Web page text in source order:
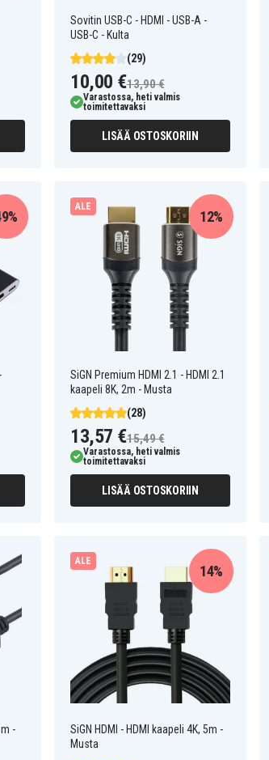
Sovitin USB-C - HDMI - USB-A -
USB-C - Kulta
(29)
10,00 €13,90 €
Varastossa, heti valmis
toimitettavaksi
LISÄÄ OSTOSKORIIN
ALE
SiGN Premium HDMI 2.1 - HDMI 2.1
kaapeli 8K, 2m - Musta
(28)
12%
13,57 €15,49 €
Varastossa, heti valmis
toimitettavaksi
LISÄÄ OSTOSKORIIN
-
ALE
SiGN HDMI - HDMI kaapeli 4K, 5m -
Musta
14%